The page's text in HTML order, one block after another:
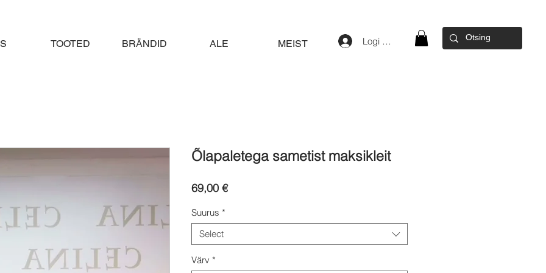
TOOTED BRÄNDID ALE MEIST Logi sisse
Õlapaletega sametist maksikleit
69,00 €Price
Suurus *
Select
Värv *